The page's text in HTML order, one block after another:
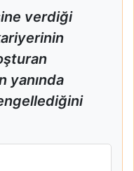
verdiği
yanında
İtiraf Etti